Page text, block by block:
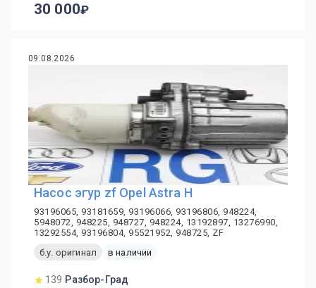
30 000
09.08.2026
Насос эгур zf Opel Astra H
93196065, 93181659, 93196066, 93196806, 948224,
5948072, 948225, 948727, 948224, 13192897, 13276990,
13292554, 93196804, 95521952, 948725, ZF
б.у. оригинал
в наличии
139 Разбор-Град